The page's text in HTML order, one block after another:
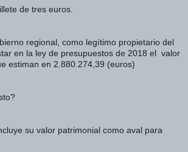
de tres euros.
regional, como legítimo propietario del
en la ley de presupuestos de 2018 el  valor
estiman en 2.880.274,39 (euros)
su valor patrimonial como aval para